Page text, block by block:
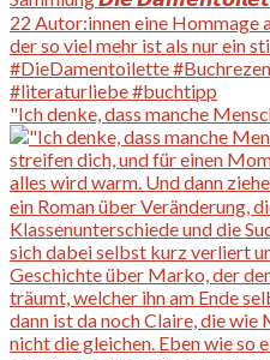
"Ich denke, dass manche